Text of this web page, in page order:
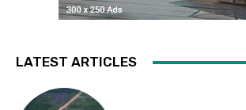
LATEST ARTICLES